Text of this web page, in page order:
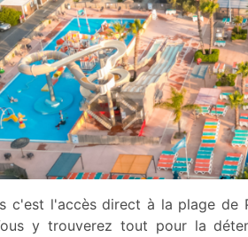
c'est l'accès direct à la plage
y trouverez tout pour la